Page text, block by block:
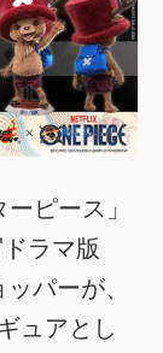
ピース」
ラマ版
パーが、
ュアとし